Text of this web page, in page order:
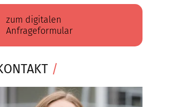
zum digitalen
Anfrageformular
/